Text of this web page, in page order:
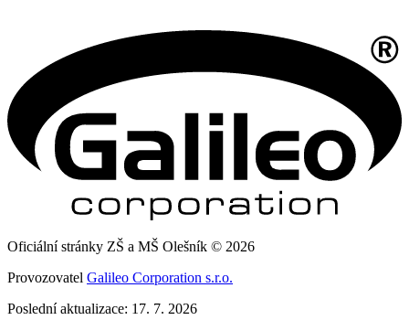
Oficiální stránky ZŠ a MŠ Olešník © 2026
Provozovatel Galileo Corporation s.r.o.
Poslední aktualizace: 17. 7. 2026